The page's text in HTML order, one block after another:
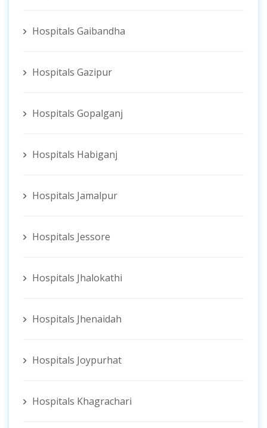
Hospitals Gaibandha
Hospitals Gazipur
Hospitals Gopalganj
Hospitals Habiganj
Hospitals Jamalpur
Hospitals Jessore
Hospitals Jhalokathi
Hospitals Jhenaidah
Hospitals Joypurhat
Hospitals Khagrachari